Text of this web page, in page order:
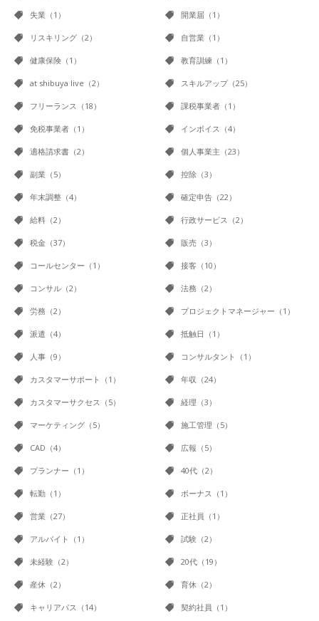
失業（1） 開業届（1）
リスキリング（2） 自営業（1）
健康保険（1） 教育訓練（1）
at shibuya live（2） スキルアップ（25）
フリーランス（18） 課税事業者（1）
免税事業者（1） インボイス（4）
適格請求書（2） 個人事業主（23）
副業（5） 控除（3）
年末調整（4） 確定申告（22）
給料（2） 行政サービス（2）
税金（37） 販売（3）
コールセンター（1） 接客（10）
コンサル（2） 法務（2）
労務（2） プロジェクトマネージャー（1）
派遣（4） 抵触日（1）
人事（9） コンサルタント（1）
カスタマーサポート（1） 年収（24）
カスタマーサクセス（5） 経理（3）
マーケティング（5） 施工管理（5）
CAD（4） 広報（5）
プランナー（1） 40代（2）
転勤（1） ボーナス（1）
営業（27） 正社員（1）
アルバイト（1） 試験（2）
未経験（2） 20代（19）
産休（2） 育休（2）
キャリアパス（14） 契約社員（1）